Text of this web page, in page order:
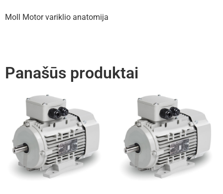
Moll Motor variklio anatomija
Panašūs produktai